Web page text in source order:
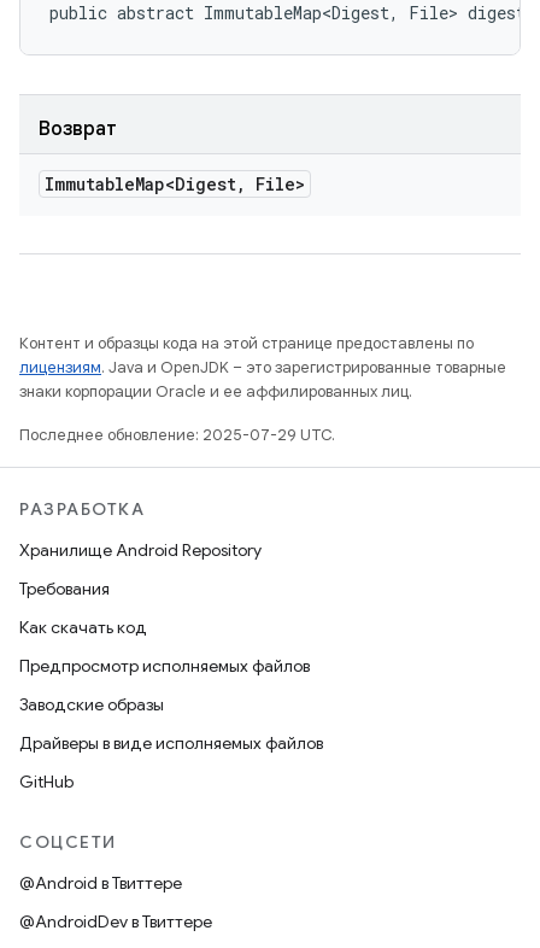
public abstract ImmutableMap<Digest, File>
Возврат
ImmutableMap<Digest, File>
Контент и образцы кода на этой странице предоставлены по
лицензиям. Java и OpenJDK – это зарегистрированные товарные
знаки корпорации Oracle и ее аффилированных лиц.
Последнее обновление: 2025-07-29 UTC.
РАЗРАБОТКА
Хранилище Android Repository
Требования
Как скачать код
Предпросмотр исполняемых файлов
Заводские образы
Драйверы в виде исполняемых файлов
GitHub
СОЦСЕТИ
@Android в Твиттере
@AndroidDev в Твиттере